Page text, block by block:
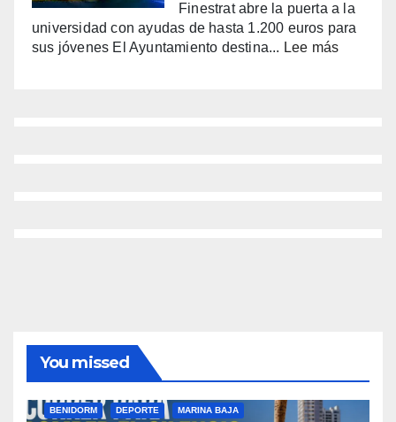
procesión
marinera
Finestrat abre la puerta a la
universidad con ayudas de hasta 1.200 euros para
sus jóvenes El Ayuntamiento destina... Lee más:
You missed
BENIDORM DEPORTE MARINA BAJA